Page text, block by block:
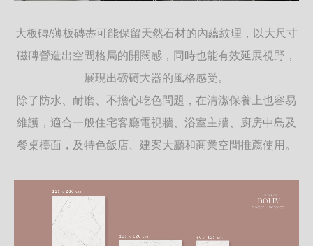
大板磚/薄板磚盡可能保留天然石材的內蘊紋理，以大尺寸
磁磚營造出空間格局的開闊感，同時也能有效延展視野，
展現出磅礡大器的風格感受。
除了防水、耐磨、不擔心吃色問題，在清潔保養上也容易
維護，適合一般住宅客廳電視牆、浴室主牆、廚房中島及
餐桌檯面，及特色飯店、建案大廳和商業空間推薦使用。